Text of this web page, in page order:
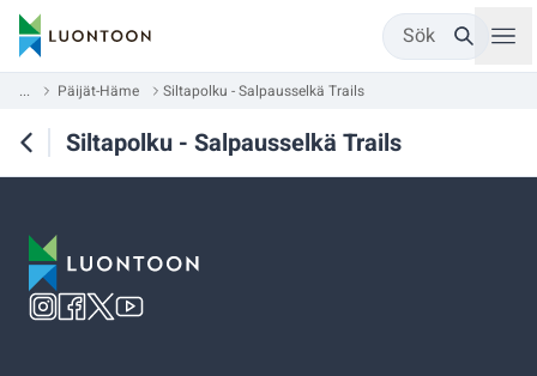
Sök
... Päijät-Häme Siltapolku - Salpausselkä Trails
Siltapolku - Salpausselkä Trails